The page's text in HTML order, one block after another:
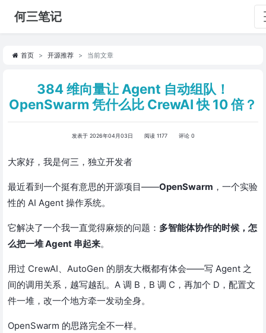
何三笔记
首页 开源推荐 当前文章
384 维向量让 Agent 自动组队！
OpenSwarm 凭什么比 CrewAI 快 10 倍？
发表于 2026年04月03日 阅读 1177 评论 0
大家好，我是何三，独立开发者
最近看到一个挺有意思的开源项目——OpenSwarm ，一个实验
性的 AI Agent 操作系统。
它解决了一个我一直觉得麻烦的问题： 多智能体协作的时候，怎
么把一堆 Agent 串起来。
用过 CrewAI、AutoGen 的朋友大概都有体会——写 Agent 之
间的调用关系，越写越乱。A 调 B，B 调 C，再加个 D，配置文
件一堆，改一个地方牵一发动全身。
OpenSwarm 的思路完全不一样。